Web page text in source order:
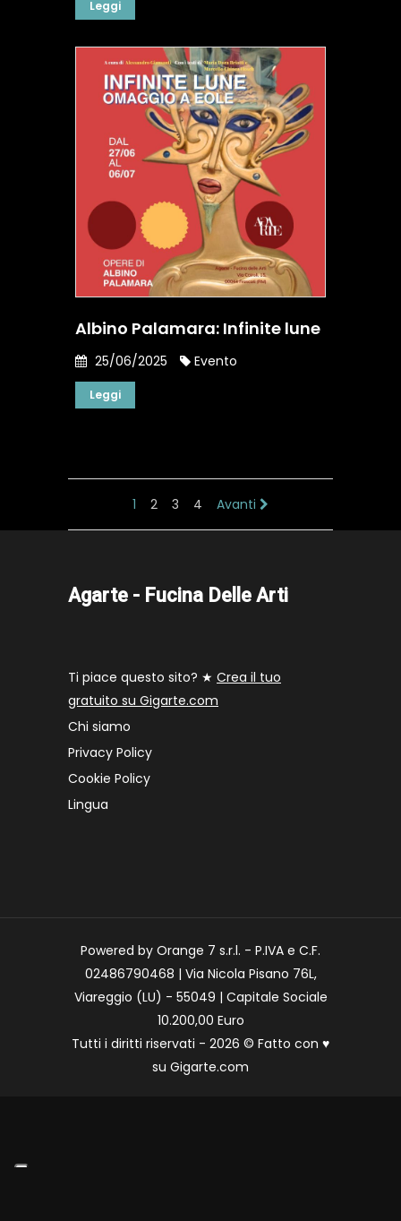
Leggi
Albino Palamara: Infinite lune
25/06/2025 Evento
Leggi
1 2 3 4 Avanti
Agarte - Fucina Delle Arti
Ti piace questo sito? ★ Crea il tuo
gratuito su Gigarte.com
Chi siamo
Privacy Policy
Cookie Policy
Lingua
Powered by Orange 7 s.r.l. - P.IVA e C.F.
02486790468 | Via Nicola Pisano 76L,
Viareggio (LU) - 55049 | Capitale Sociale
10.200,00 Euro
Tutti i diritti riservati - 2026 © Fatto con ♥
su Gigarte.com